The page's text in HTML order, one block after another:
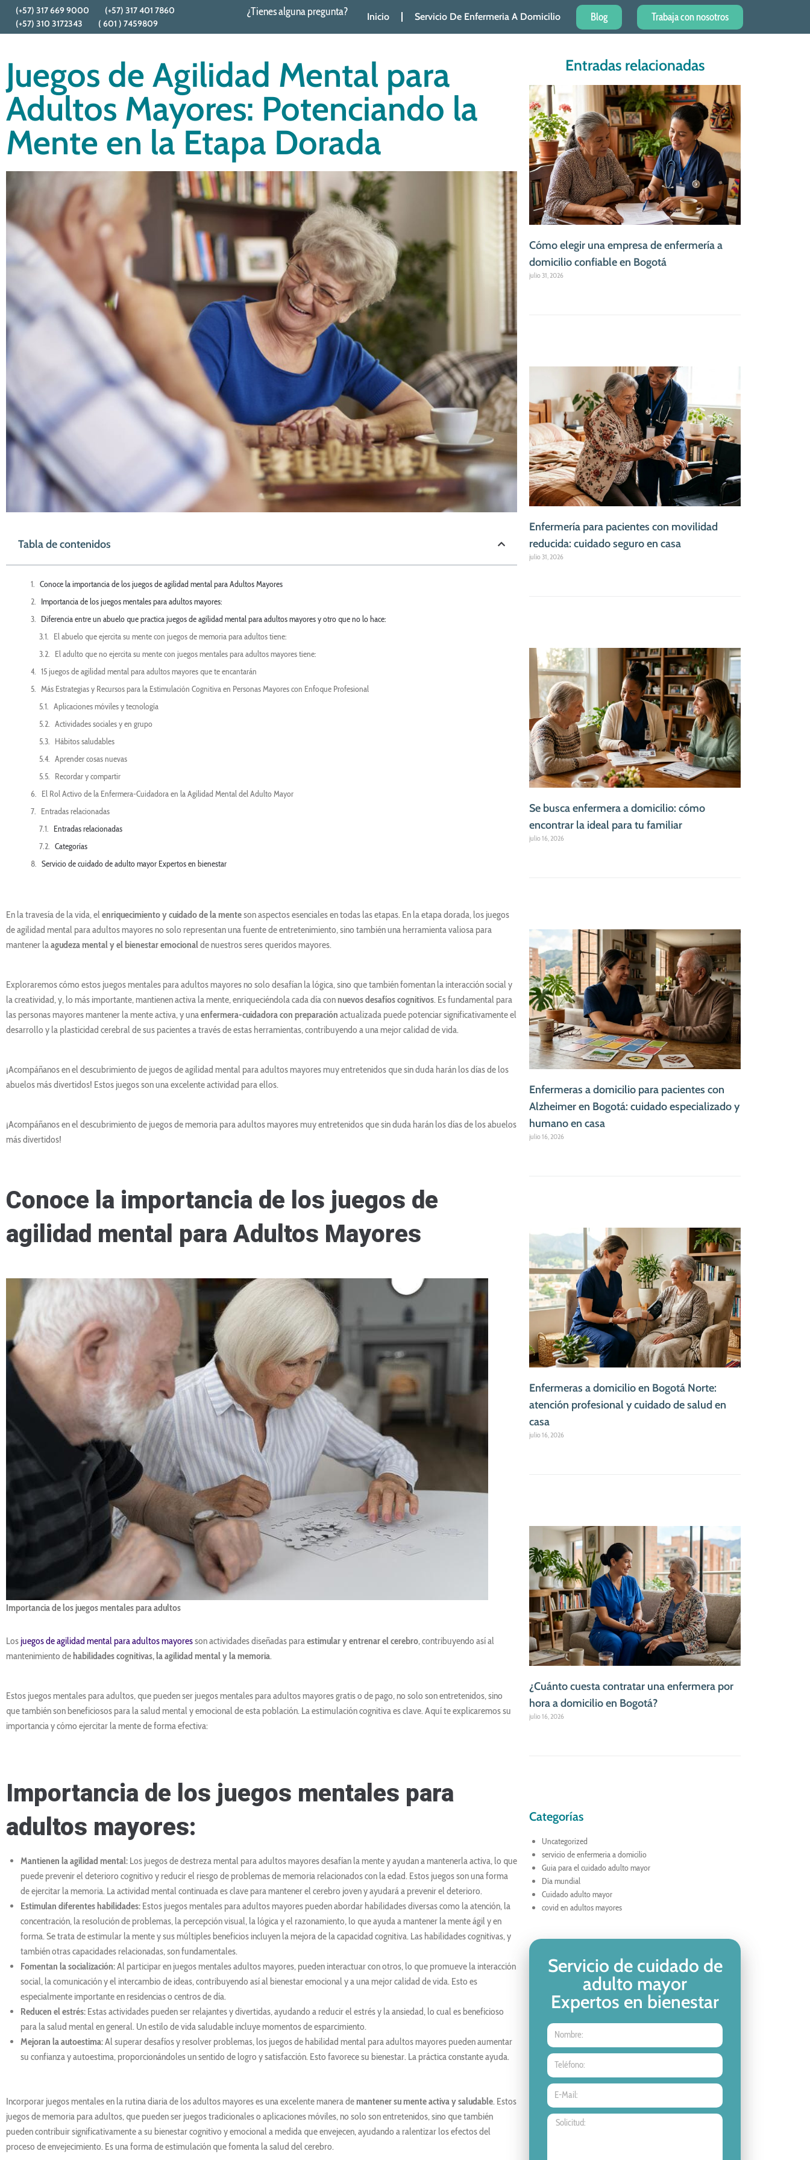
(+57) 317 669 9000
(+57) 317 401 7860
(+57) 310 3172343
( 601 ) 7459809
¿Tienes alguna pregunta? Inicio Servicio De Enfermeria A Domicilio Blog Trabaja con nosotros
Juegos de Agilidad Mental para
Adultos Mayores: Potenciando la
Mente en la Etapa Dorada
Tabla de contenidos
Conoce la importancia de los juegos de agilidad mental para Adultos Mayores
Importancia de los juegos mentales para adultos mayores:
Diferencia entre un abuelo que practica juegos de agilidad mental para adultos mayores y otro que no lo hace:
El abuelo que ejercita su mente con juegos de memoria para adultos tiene:
El adulto que no ejercita su mente con juegos mentales para adultos mayores tiene:
15 juegos de agilidad mental para adultos mayores que te encantarán
Más Estrategias y Recursos para la Estimulación Cognitiva en Personas Mayores con Enfoque Profesional
Aplicaciones móviles y tecnología
Actividades sociales y en grupo
Hábitos saludables
Aprender cosas nuevas
Recordar y compartir
El Rol Activo de la Enfermera-Cuidadora en la Agilidad Mental del Adulto Mayor
Entradas relacionadas
Entradas relacionadas
Categorías
Servicio de cuidado de adulto mayor Expertos en bienestar
En la travesía de la vida, el enriquecimiento y cuidado de la menteson aspectos esenciales en todas las etapas. En la etapa dorada, los juegos
de agilidad mental para adultos mayores no solo representan una fuente de entretenimiento, sino también una herramienta valiosa para
mantener laagudeza mental y el bienestar emocionalde nuestros seres queridos mayores.
Exploraremos cómo estos juegos mentales para adultos mayores no solo desafían la lógica, sino que también fomentan la interacción social y
la creatividad, y, lo más importante, mantienen activa la mente, enriqueciéndola cada día connuevos desafíos cognitivos. Es fundamental para
las personas mayores mantener la mente activa, y unaenfermera-cuidadora con preparación actualizada puede potenciar significativamente el
desarrollo y la plasticidad cerebral de sus pacientes a través de estas herramientas, contribuyendo a una mejor calidad de vida.
¡Acompáñanos en el descubrimiento de juegos de agilidad mental para adultos mayores muy entretenidos que sin duda harán los días de los
abuelos más divertidos! Estos juegos son una excelente actividad para ellos.
¡Acompáñanos en el descubrimiento de juegos de memoria para adultos mayores muy entretenidos que sin duda harán los días de los abuelos
más divertidos!
Conoce la importancia de los juegos de
agilidad mental para Adultos Mayores
Importancia de los juegos mentales para adultos
Los juegos de agilidad mental para adultos mayoresson actividades diseñadas paraestimular y entrenar el cerebro, contribuyendo así al
mantenimiento dehabilidades cognitivas, la agilidad mental y la memoria.
Estos juegos mentales para adultos, que pueden ser juegos mentales para adultos mayores gratis o de pago, no solo son entretenidos, sino
que también son beneficiosos para la salud mental y emocional de esta población. La estimulación cognitiva es clave. Aquí te explicaremos su
importancia y cómo ejercitar la mente de forma efectiva:
Importancia de los juegos mentales para
adultos mayores:
Mantienen la agilidad mental: Los juegos de destreza mental para adultos mayores desafían la mente y ayudan a mantenerla activa, lo que
puede prevenir el deterioro cognitivo y reducir el riesgo de problemas de memoria relacionados con la edad. Estos juegos son una forma
de ejercitar la memoria. La actividad mental continuada es clave para mantener el cerebro joven y ayudará a prevenir el deterioro.
Estimulan diferentes habilidades: Estos juegos mentales para adultos mayores pueden abordar habilidades diversas como la atención, la
concentración, la resolución de problemas, la percepción visual, la lógica y el razonamiento, lo que ayuda a mantener la mente ágil y en
forma. Se trata de estimular la mente y sus múltiples beneficios incluyen la mejora de la capacidad cognitiva. Las habilidades cognitivas, y
también otras capacidades relacionadas, son fundamentales.
Fomentan la socialización:Al participar en juegos mentales adultos mayores, pueden interactuar con otros, lo que promueve la interacción
social, la comunicación y el intercambio de ideas, contribuyendo así al bienestar emocional y a una mejor calidad de vida. Esto es
especialmente importante en residencias o centros de día.
Reducen el estrés: Estas actividades pueden ser relajantes y divertidas, ayudando a reducir el estrés y la ansiedad, lo cual es beneficioso
para la salud mental en general. Un estilo de vida saludable incluye momentos de esparcimiento.
Mejoran la autoestima:Al superar desafíos y resolver problemas, los juegos de habilidad mental para adultos mayores pueden aumentar
su confianza y autoestima, proporcionándoles un sentido de logro y satisfacción. Esto favorece su bienestar. La práctica constante ayuda.
Incorporar juegos mentales en la rutina diaria de los adultos mayores es una excelente manera demantener su mente activa y saludable. Estos
juegos de memoria para adultos, que pueden ser juegos tradicionales o aplicaciones móviles, no solo son entretenidos, sino que también
pueden contribuir significativamente a su bienestar cognitivo y emocional a medida que envejecen, ayudando a ralentizar los efectos del
proceso de envejecimiento. Es una forma de estimulación que fomenta la salud del cerebro.
Entradas relacionadas
Cómo elegir una empresa de enfermería a
domicilio confiable en Bogotá
julio 31, 2026
Enfermería para pacientes con movilidad
reducida: cuidado seguro en casa
julio 31, 2026
Se busca enfermera a domicilio: cómo
encontrar la ideal para tu familiar
julio 16, 2026
Enfermeras a domicilio para pacientes con
Alzheimer en Bogotá: cuidado especializado y
humano en casa
julio 16, 2026
Enfermeras a domicilio en Bogotá Norte:
atención profesional y cuidado de salud en
casa
julio 16, 2026
¿Cuánto cuesta contratar una enfermera por
hora a domicilio en Bogotá?
julio 16, 2026
Categorías
Uncategorized
servicio de enfermeria a domicilio
Guia para el cuidado adulto mayor
Día mundial
Cuidado adulto mayor
covid en adultos mayores
Servicio de cuidado de
adulto mayor
Expertos en bienestar